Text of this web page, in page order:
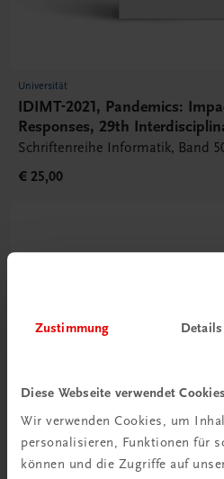
Zustimmung Details
Diese Webseite verwendet Cookies
Wir verwenden Cookies, um
personalisieren, Funktionen für
können und die Zugriffe auf
Universität
IDIMT-2021, Pandemics:
Responses, 29th
Management Talks
Schriftenreihe Informatik, Band
€ 25,00